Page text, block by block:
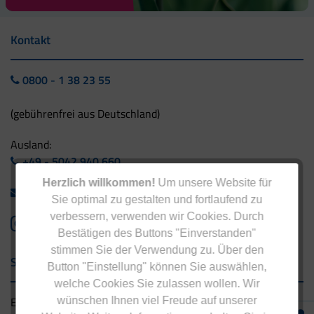
Herzlich willkommen! Um unsere Website für
Sie optimal zu gestalten und fortlaufend zu
verbessern, verwenden wir Cookies. Durch
Bestätigen des Buttons "Einverstanden"
stimmen Sie der Verwendung zu. Über den
Button "Einstellung" können Sie auswählen,
welche Cookies Sie zulassen wollen. Wir
wünschen Ihnen viel Freude auf unserer
Kontakt
0800 - 1 38 23 55
(gebührenfrei aus Deutschland)
Ausland:
+49 - 5042 940 660
info@eucell.de
Service & Versand
Eucell Gesundheitsservice